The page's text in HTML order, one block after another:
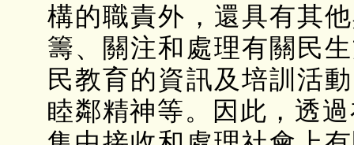
構的職責外，還具有其
籌、關注和處理有關民
民教育的資訊及培訓活
睦鄰精神等。因此，透